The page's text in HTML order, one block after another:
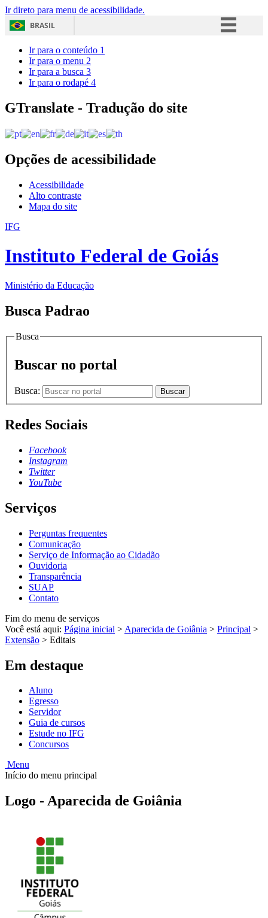
Ir direto para menu de acessibilidade.
BRASIL
Acesso à informação
Ir para o conteúdo 1
Ir para o menu 2
Ir para a busca 3
Ir para o rodapé 4
GTranslate - Tradução do site
Opções de acessibilidade
Acessibilidade
Alto contraste
Mapa do site
IFG
Instituto Federal de Goiás
Ministério da Educação
Busca Padrao
Busca
Buscar no portal
Busca: Buscar
Redes Sociais
Facebook
Instagram
Twitter
YouTube
Serviços
Perguntas frequentes
Comunicação
Serviço de Informação ao Cidadão
Ouvidoria
Transparência
SUAP
Contato
Fim do menu de serviços
Você está aqui: Página inicial > Aparecida de Goiânia > Principal >
Extensão > Editais
Em destaque
Aluno
Egresso
Servidor
Guia de cursos
Estude no IFG
Concursos
Menu
Início do menu principal
Logo - Aparecida de Goiânia